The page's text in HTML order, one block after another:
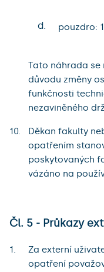
d. pouzdro:
Tato náhrada se
důvodu změny
funkčnosti
nezaviněného
Děkan fakulty
opatřením
poskytovaných
vázáno na
Čl. 5 - Průkazy
Za externí
opatření